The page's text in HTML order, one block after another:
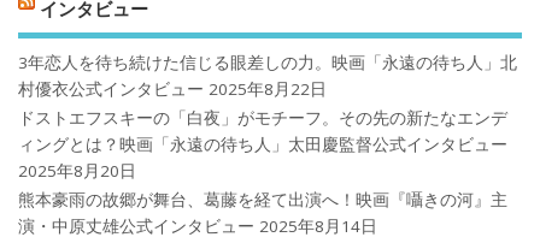
インタビュー
3年恋人を待ち続けた信じる眼差しの力。映画「永遠の待ち人」北
村優衣公式インタビュー 2025年8月22日
ドストエフスキーの「白夜」がモチーフ。その先の新たなエンデ
ィングとは？映画「永遠の待ち人」太田慶監督公式インタビュー
2025年8月20日
熊本豪雨の故郷が舞台、葛藤を経て出演へ！映画『囁きの河』主
演・中原丈雄公式インタビュー 2025年8月14日